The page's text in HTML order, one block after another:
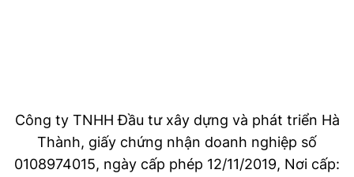
Công ty TNHH Đầu tư xây dựng và phát triển Hà
Thành, giấy chứng nhận doanh nghiệp số
0108974015, ngày cấp phép 12/11/2019, Nơi cấp: